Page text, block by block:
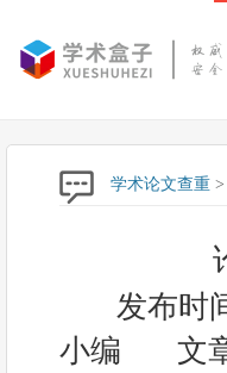
学术论文查重 >
发布时
小编
文